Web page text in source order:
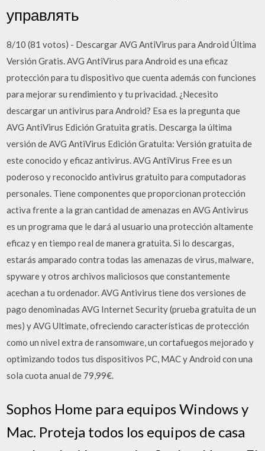
управлять
8/10 (81 votos) - Descargar AVG AntiVirus para Android Última
Versión Gratis. AVG AntiVirus para Android es una eficaz
protección para tu dispositivo que cuenta además con funciones
para mejorar su rendimiento y tu privacidad. ¿Necesito
descargar un antivirus para Android? Esa es la pregunta que
AVG AntiVirus Edición Gratuita gratis. Descarga la última
versión de AVG AntiVirus Edición Gratuita: Versión gratuita de
este conocido y eficaz antivirus. AVG AntiVirus Free es un
poderoso y reconocido antivirus gratuito para computadoras
personales. Tiene componentes que proporcionan protección
activa frente a la gran cantidad de amenazas en AVG Antivirus
es un programa que le dará al usuario una protección altamente
eficaz y en tiempo real de manera gratuita. Si lo descargas,
estarás amparado contra todas las amenazas de virus, malware,
spyware y otros archivos maliciosos que constantemente
acechan a tu ordenador. AVG Antivirus tiene dos versiones de
pago denominadas AVG Internet Security (prueba gratuita de un
mes) y AVG Ultimate, ofreciendo características de protección
como un nivel extra de ransomware, un cortafuegos mejorado y
optimizando todos tus dispositivos PC, MAC y Android con una
sola cuota anual de 79,99€.
Sophos Home para equipos Windows y
Mac. Proteja todos los equipos de casa